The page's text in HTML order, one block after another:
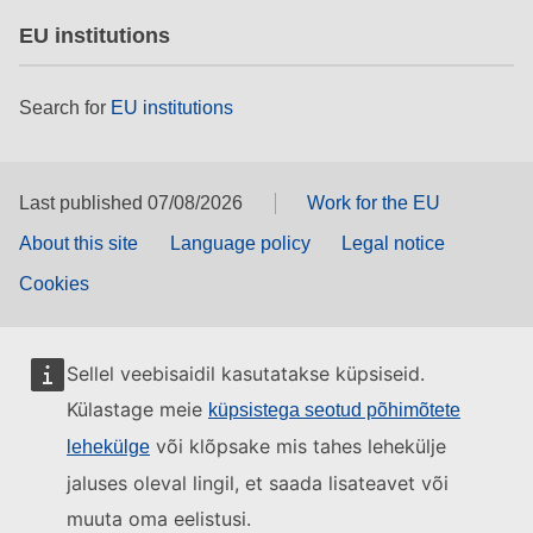
Sellel veebisaidil kasutatakse küpsiseid.
Külastage meie küpsistega seotud põhimõtete
lehekülge või klõpsake mis tahes lehekülje
jaluses oleval lingil, et saada lisateavet või
muuta oma eelistusi.
EU institutions
Search for EU institutions
Last published 07/08/2026
Work for the EU
About this site
Language policy
Legal notice
Cookies